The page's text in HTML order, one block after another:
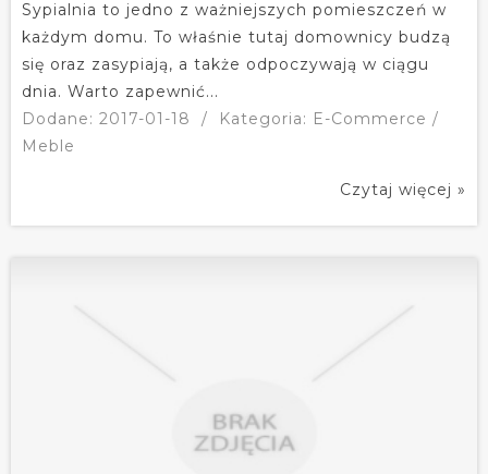
Sypialnia to jedno z ważniejszych pomieszczeń w
każdym domu. To właśnie tutaj domownicy budzą
się oraz zasypiają, a także odpoczywają w ciągu
dnia. Warto zapewnić...
Dodane: 2017-01-18
/
Kategoria: E-Commerce /
Meble
Czytaj więcej »